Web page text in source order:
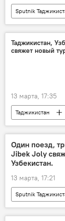
Sputnik
Таджикистан,
свяжет новый
13 марта, 17:35
Таджикистан
Узбекистан
Центральная Азия
Один поезд,
Jibek Joly
Узбекистан.
13 марта, 17:21
Sputnik